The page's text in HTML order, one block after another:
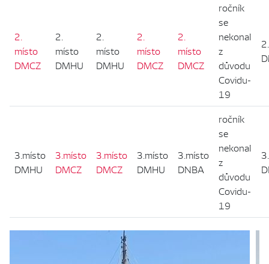
2.
místo
DMCZ
2.
místo
DMHU
2.
místo
DMHU
2.
místo
DMCZ
2.
místo
DMCZ
ročník
se
nekonal
z
důvodu
Covidu-
19
3.místo
DMHU
3.místo
DMCZ
3.místo
DMCZ
3.místo
DMHU
3.místo
DNBA
ročník
se
nekonal
z
důvodu
Covidu-
19